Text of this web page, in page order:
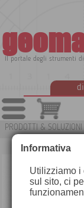
Il portale degli strumenti
PRODOTTI & SOLUZIONI
Informativa
Utilizziamo i
sul sito, ci